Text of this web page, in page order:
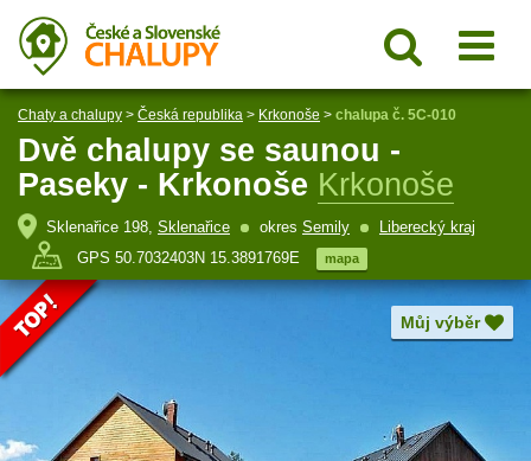
Chaty a chalupy > Česká republika > Krkonoše > chalupa č. 5C-010
Dvě chalupy se saunou -
Paseky - Krkonoše Krkonoše
Sklenařice 198, Sklenařice okres Semily
Liberecký kraj
GPS 50.7032403N 15.3891769E
mapa
Můj výběr